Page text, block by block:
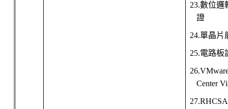
23.數位邏
證
24.單晶片
25.電路板
Center